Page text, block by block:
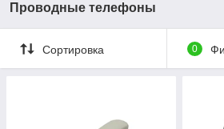
Проводные телефоны
Сортировка 0